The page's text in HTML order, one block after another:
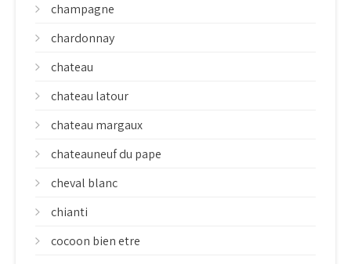
champagne
chardonnay
chateau
chateau latour
chateau margaux
chateauneuf du pape
cheval blanc
chianti
cocoon bien etre